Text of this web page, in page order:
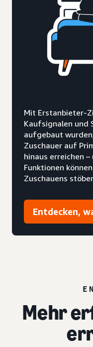
Mit Erstanbieter-
Kaufsignalen und
aufgebaut
Zuschauer auf
hinaus erreichen
Funktionen
Zuschauens
Entdecken,
Mehr